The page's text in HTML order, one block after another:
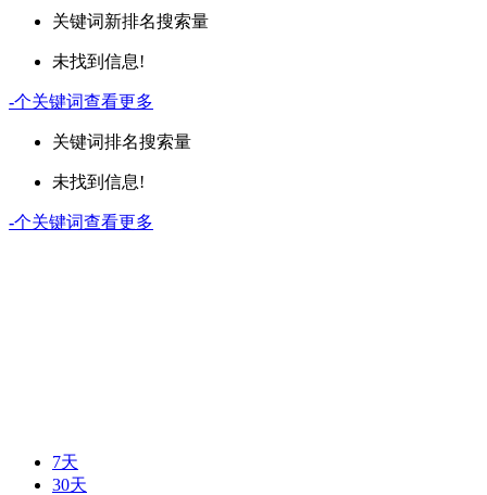
关键词新排名搜索量
未找到信息!
-个关键词查看更多
关键词排名搜索量
未找到信息!
-个关键词查看更多
7天
30天